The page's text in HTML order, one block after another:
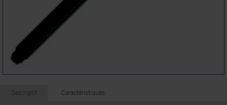
Descriptif Caractéristiques